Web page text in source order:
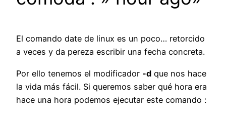
El comando date de linux es un poco… retorcido
a veces y da pereza escribir una fecha concreta.
Por ello tenemos el modificador -d que nos hace
la vida más fácil. Si queremos saber qué hora era
hace una hora podemos ejecutar este comando :